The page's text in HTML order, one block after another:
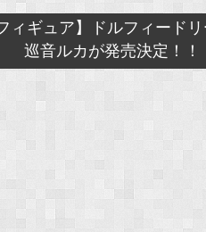
ィギュア】ドルフィード
巡音ルカが発売決定！！